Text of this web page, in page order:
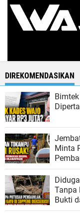
DIREKOMENDASIKAN
Minta
Tanpa
Bukti